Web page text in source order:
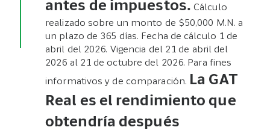
antes de impuestos. Cálculo
realizado sobre un monto de $50,000 M.N. a
un plazo de 365 días. Fecha de cálculo 1 de
abril del 2026. Vigencia del 21 de abril del
2026 al 21 de octubre del 2026. Para fines
informativos y de comparación.
La GAT
Real es el rendimiento que
obtendría después